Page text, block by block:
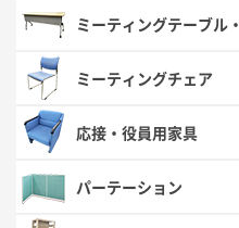
ミーティングテーブル
ミーティングチェア
応接・役員用家具
パーテーション